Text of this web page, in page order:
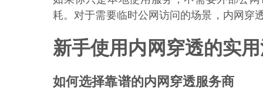
耗。对于需要临时公网访问的场景，内网穿
新手使用内网穿透的实
如何选择靠谱的内网穿透服务商